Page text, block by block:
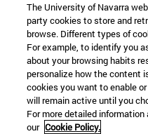
The University of Navarra
party cookies to store and
browse. Different types of
For example, to identify you
about your browsing habits
personalize how the content
cookies you want to enable
will remain active until you
For more detailed
our Cookie Policy.